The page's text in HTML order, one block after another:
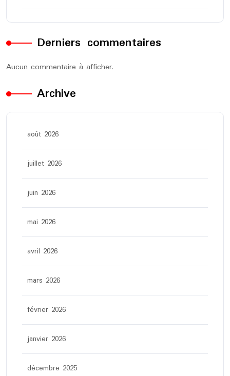
Derniers commentaires
Aucun commentaire à afficher.
Archive
août 2026
juillet 2026
juin 2026
mai 2026
avril 2026
mars 2026
février 2026
janvier 2026
décembre 2025